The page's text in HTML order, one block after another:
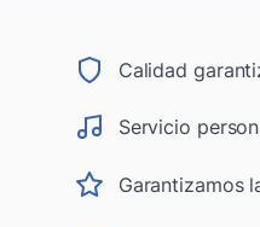
Calidad
Servicio
Garantizamos